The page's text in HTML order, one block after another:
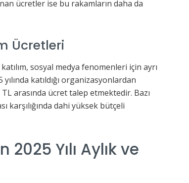
ücretler ise bu rakamların daha da
Ücretleri
sosyal medya fenomenleri için ayrı
katıldığı organizasyonlardan
arasında ücret talep etmektedir. Bazı
karşılığında dahi yüksek bütçeli
Yılı Aylık ve